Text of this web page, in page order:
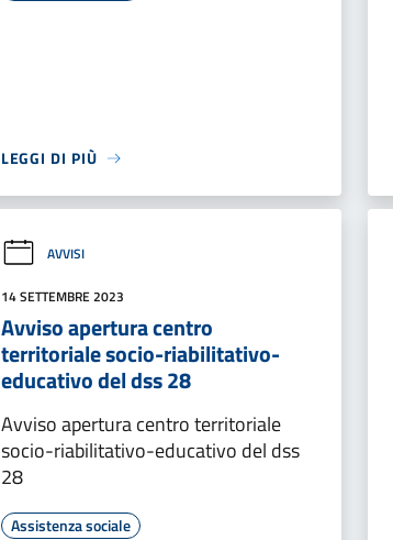
LEGGI DI PIÙ
AVVISI
14 SETTEMBRE 2023
Avviso apertura centro
territoriale socio-riabilitativo-
educativo del dss 28
Avviso apertura centro territoriale
socio-riabilitativo-educativo del dss
28
Assistenza sociale